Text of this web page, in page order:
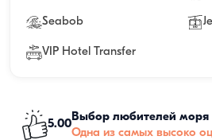
Seabob
VIP Hotel Transfer
5.00
Выбор любителей моря
Одна из самых высоко